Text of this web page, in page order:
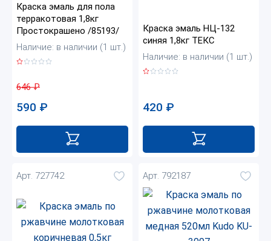
Краска эмаль для пола
терракотовая 1,8кг
Простокрашено /85193/
Наличие: в наличии (1 шт.)
646₽
590 ₽
Краска эмаль НЦ-132
синяя 1,8кг ТЕКС
Наличие: в наличии (1 шт.)
420 ₽
Арт. 727742 Арт. 792187